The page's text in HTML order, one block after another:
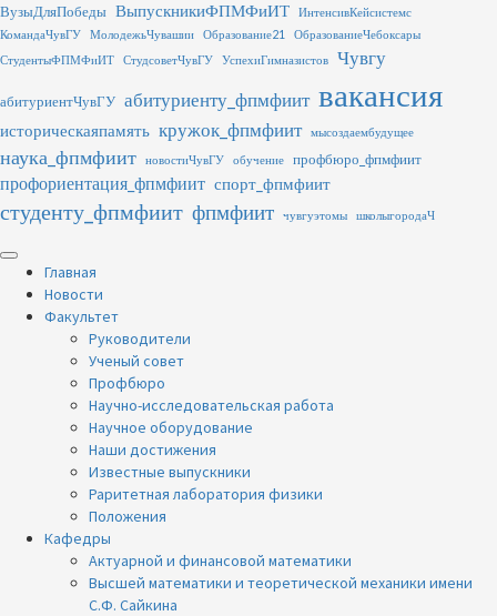
Перейти
к
содержимому
ВузыДляПобеды ВыпускникиФПМФиИТ
ИнтенсивКейсистемс
КомандаЧувГУ
МолодежьЧувашии Образование21
ОбразованиеЧебоксары
СтудентыФПМФиИТ
СтудсоветЧувГУ УспехиГимназистов Чувгу
абитуриентЧувГУ абитуриенту_фпмфиит вакансия
историческаяпамять кружок_фпмфиит мысоздаембудущее
наука_фпмфиит новостиЧувГУ обучение профбюро_фпмфиит
профориентация_фпмфиит спорт_фпмфиит
студенту_фпмфиит фпмфиит чувгуэтомы школыгородаЧ
Основное
меню
Главная
Новости
Факультет
Руководители
Ученый совет
Профбюро
Научно-исследовательская работа
Научное оборудование
Наши достижения
Известные выпускники
Раритетная лаборатория физики
Положения
Кафедры
Актуарной и финансовой математики
Высшей математики и теоретической механики имени
С.Ф. Сайкина